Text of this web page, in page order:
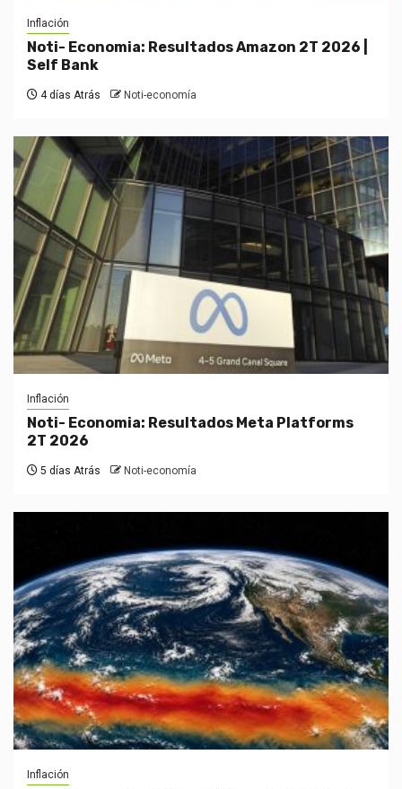
Inflación
Noti- Economia: Resultados Amazon 2T 2026 |
Self Bank
4 días Atrás Noti-economía
Inflación
Noti- Economia: Resultados Meta Platforms
2T 2026
5 días Atrás Noti-economía
Inflación